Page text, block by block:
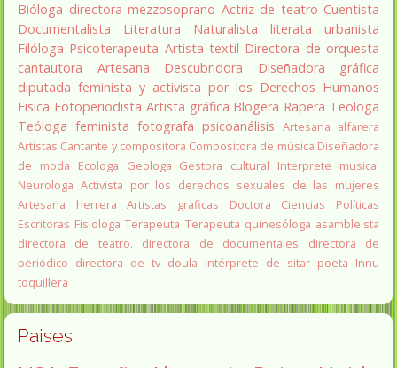
Bióloga directora mezzosoprano Actriz de teatro Cuentista
Documentalista
Literatura Naturalista literata
urbanista
Filóloga Psicoterapeuta Artista textil Directora de orquesta
cantautora
Artesana Descubridora
Diseñadora gráfica
diputada feminista y activista por los Derechos Humanos
Fisica Fotoperiodista Artista gráfica Blogera Rapera Teologa
Teóloga feminista fotografa psicoanálisis Artesana alfarera
Artistas Cantante y compositora Compositora de música Diseñadora
de moda
Ecologa Geologa Gestora cultural
Interprete musical
Neurologa Activista por los derechos sexuales de las mujeres
Artesana herrera
Artistas graficas
Doctora Ciencias Políticas
Escritoras Fisiologa Terapeuta Terapeuta quinesóloga asambleista
directora de teatro.
directora de documentales
directora de
periódico directora de tv doula intérprete de sitar poeta Innu
toquillera
Paises